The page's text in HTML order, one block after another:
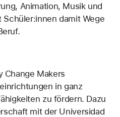
Animation, Musik und
damit Wege
Change Makers
in ganz
zu fördern. Dazu
mit der Universidad